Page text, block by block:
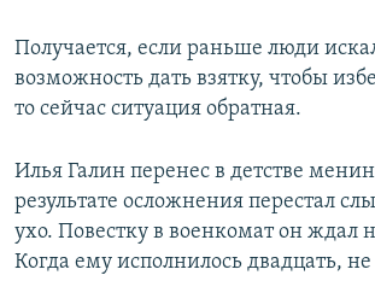
Получается, если раньше люди
возможность дать взятку, чтобы
то сейчас ситуация обратная.
Илья Галин перенес в детстве
результате осложнения перестал
ухо. Повестку в военкомат он ждал
Когда ему исполнилось двадцать,